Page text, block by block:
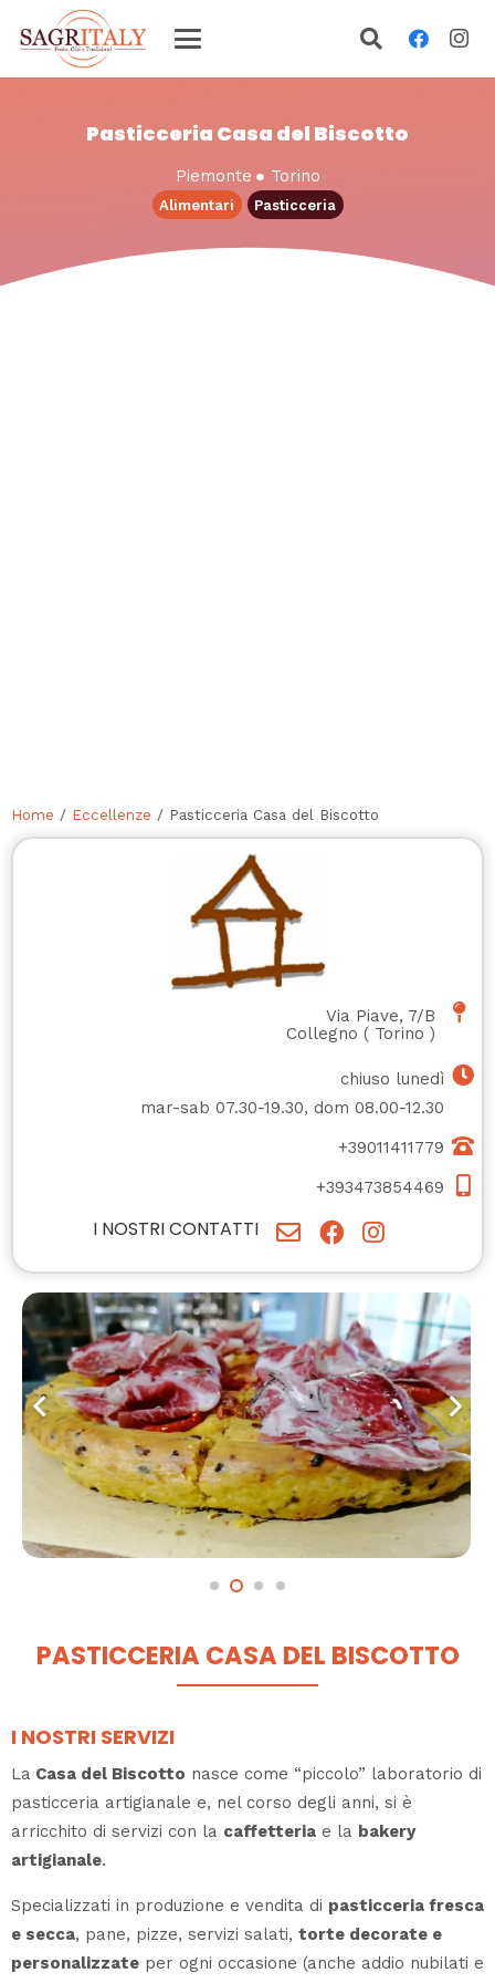
Pasticceria Casa del Biscotto
Piemonte ● Torino
Alimentari Pasticceria
Home / Eccellenze / Pasticceria Casa del Biscotto
Via Piave, 7/B
Collegno ( Torino )
chiuso lunedì
mar-sab 07.30-19.30, dom 08.00-12.30
+39011411779
+393473854469
I NOSTRI CONTATTI
PASTICCERIA CASA DEL BISCOTTO
I NOSTRI SERVIZI
La Casa del Biscotto nasce come “piccolo” laboratorio di
pasticceria artigianale e, nel corso degli anni, si è
arricchito di servizi con la caffetteria e la bakery
artigianale.
Specializzati in produzione e vendita di pasticceria fresca
e secca, pane, pizze, servizi salati, torte decorate e
personalizzate per ogni occasione (anche addio nubilati e